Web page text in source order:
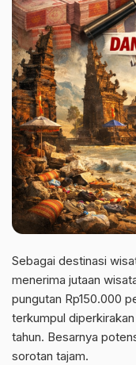
Sebagai destinasi
menerima jutaan
pungutan Rp150.000
terkumpul
tahun. Besarnya
sorotan tajam.